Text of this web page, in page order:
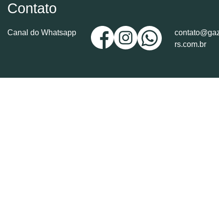
Contato
Canal do Whatsapp
rs.com.br